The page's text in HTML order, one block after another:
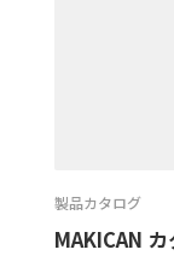
製品カタログ
MAKICAN